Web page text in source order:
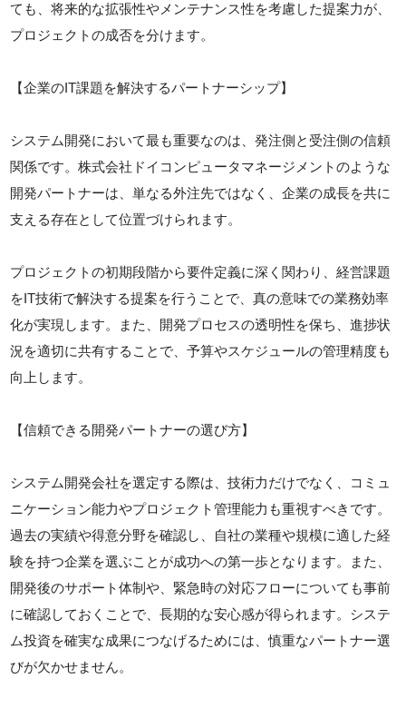
ても、将来的な拡張性やメンテナンス性を考慮した提案力が、
プロジェクトの成否を分けます。
【企業のIT課題を解決するパートナーシップ】
システム開発において最も重要なのは、発注側と受注側の信頼
関係です。株式会社ドイコンピュータマネージメントのような
開発パートナーは、単なる外注先ではなく、企業の成長を共に
支える存在として位置づけられます。
プロジェクトの初期段階から要件定義に深く関わり、経営課題
をIT技術で解決する提案を行うことで、真の意味での業務効率
化が実現します。また、開発プロセスの透明性を保ち、進捗状
況を適切に共有することで、予算やスケジュールの管理精度も
向上します。
【信頼できる開発パートナーの選び方】
システム開発会社を選定する際は、技術力だけでなく、コミュ
ニケーション能力やプロジェクト管理能力も重視すべきです。
過去の実績や得意分野を確認し、自社の業種や規模に適した経
験を持つ企業を選ぶことが成功への第一歩となります。また、
開発後のサポート体制や、緊急時の対応フローについても事前
に確認しておくことで、長期的な安心感が得られます。システ
ム投資を確実な成果につなげるためには、慎重なパートナー選
びが欠かせません。